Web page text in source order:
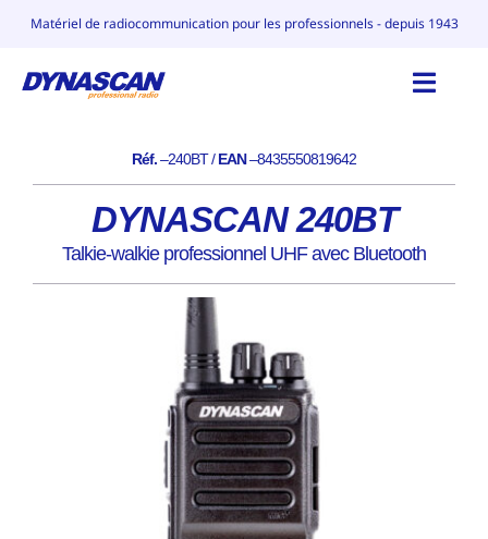
Skip
content
Matériel de radiocommunication pour les professionnels - depuis 1943
CATALOGUE
POURQUOI DYNASCAN
Réf.–240BT /EAN–8435550819642
DYNASCAN 240BT
Talkie-walkie professionnel UHF avec Bluetooth